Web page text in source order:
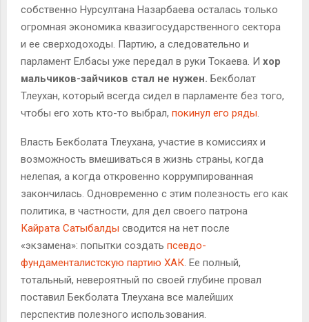
собственно Нурсултана Назарбаева осталась только
огромная экономика квазигосударственного сектора
и ее сверходоходы. Партию, а следовательно и
парламент Елбасы уже передал в руки Токаева. И хор
мальчиков-зайчиков стал не нужен. Бекболат
Тлеухан, который всегда сидел в парламенте без того,
чтобы его хоть кто-то выбрал, покинул его ряды.
Власть Бекболата Тлеухана, участие в комиссиях и
возможность вмешиваться в жизнь страны, когда
нелепая, а когда откровенно коррумпированная
закончилась. Одновременно с этим полезность его как
политика, в частности, для дел своего патрона
Кайрата Сатыбалды сводится на нет после
«экзамена»: попытки создать псевдо-
фундаменталистскую партию ХАК. Ее полный,
тотальный, невероятный по своей глубине провал
поставил Бекболата Тлеухана все малейших
перспектив полезного использования.